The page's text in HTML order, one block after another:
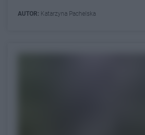
AUTOR: Katarzyna Pachelska